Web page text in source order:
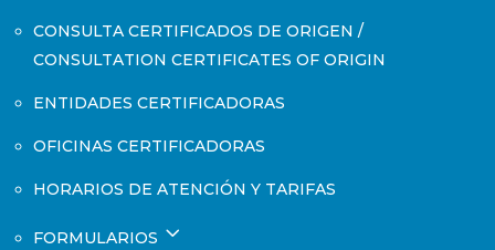
CONSULTA CERTIFICADOS DE ORIGEN /
CONSULTATION CERTIFICATES OF ORIGIN
ENTIDADES CERTIFICADORAS
OFICINAS CERTIFICADORAS
HORARIOS DE ATENCIÓN Y TARIFAS
FORMULARIOS 3